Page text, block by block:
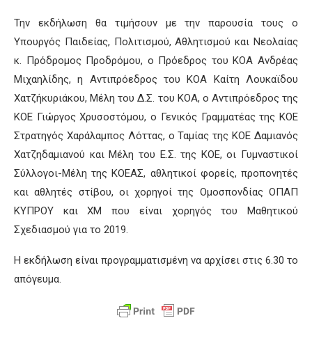
Την εκδήλωση θα τιμήσουν με την παρουσία τους ο
Υπουργός Παιδείας, Πολιτισμού, Αθλητισμού και Νεολαίας
κ. Πρόδρομος Προδρόμου, ο Πρόεδρος του ΚΟΑ Ανδρέας
Μιχαηλίδης, η Αντιπρόεδρος του ΚΟΑ Καίτη Λουκαϊδου
Χατζήκυριάκου, Μέλη του Δ.Σ. του ΚΟΑ, ο Αντιπρόεδρος της
ΚΟΕ Γιώργος Χρυσοστόμου, ο Γενικός Γραμματέας της ΚΟΕ
Στρατηγός Χαράλαμπος Λόττας, ο Ταμίας της ΚΟΕ Δαμιανός
Χατζηδαμιανού και Μέλη του Ε.Σ. της ΚΟΕ, οι Γυμναστικοί
Σύλλογοι-Μέλη της ΚΟΕΑΣ, αθλητικοί φορείς, προπονητές
και αθλητές στίβου, οι χορηγοί της Ομοσπονδίας ΟΠΑΠ
ΚΥΠΡΟΥ και XM που είναι χορηγός του Μαθητικού
Σχεδιασμού για το 2019.
Η εκδήλωση είναι προγραμματισμένη να αρχίσει στις 6.30 το
απόγευμα.